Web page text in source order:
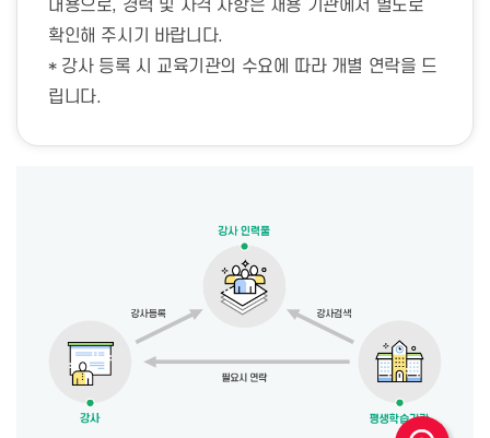
내용으로, 경력 및 자격 사항은 채용 기관에서 별도로
확인해 주시기 바랍니다.
* 강사 등록 시 교육기관의 수요에 따라 개별 연락을 드
립니다.